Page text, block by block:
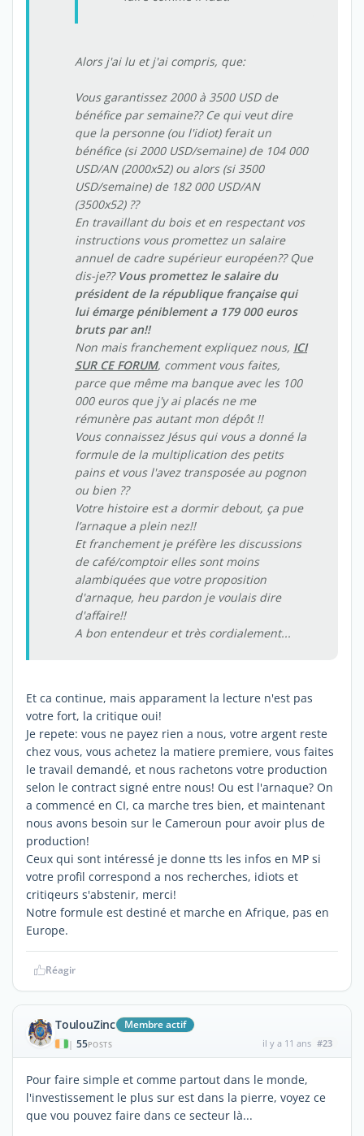
Alors j'ai lu et j'ai compris, que:
Vous garantissez 2000 à 3500 USD de
bénéfice par semaine?? Ce qui veut dire
que la personne (ou l'idiot) ferait un
bénéfice (si 2000 USD/semaine) de 104 000
USD/AN (2000x52) ou alors (si 3500
USD/semaine) de 182 000 USD/AN
(3500x52) ??
En travaillant du bois et en respectant vos
instructions vous promettez un salaire
annuel de cadre supérieur européen?? Que
dis-je??Vous promettez le salaire du
président de la république française qui
lui émarge péniblement a 179 000 euros
bruts par an!!
Non mais franchement expliquez nous, ICI
SUR CE FORUM, comment vous faites,
parce que même ma banque avec les 100
000 euros que j'y ai placés ne me
rémunère pas autant mon dépôt !!
Vous connaissez Jésus qui vous a donné la
formule de la multiplication des petits
pains et vous l'avez transposée au pognon
ou bien ??
Votre histoire est a dormir debout, ça pue
l’arnaque a plein nez!!
Et franchement je préfère les discussions
de café/comptoir elles sont moins
alambiquées que votre proposition
d'arnaque, heu pardon je voulais dire
d'affaire!!
A bon entendeur et très cordialement...
Et ca continue, mais apparament la lecture n'est pas
votre fort, la critique oui!
Je repete: vous ne payez rien a nous, votre argent reste
chez vous, vous achetez la matiere premiere, vous faites
le travail demandé, et nous rachetons votre production
selon le contract signé entre nous! Ou est l'arnaque? On
a commencé en CI, ca marche tres bien, et maintenant
nous avons besoin sur le Cameroun pour avoir plus de
production!
Ceux qui sont intéressé je donne tts les infos en MP si
votre profil correspond a nos recherches, idiots et
critiqeurs s'abstenir, merci!
Notre formule est destiné et marche en Afrique, pas en
Europe.
Réagir
ToulouZinc Membre actif
| 55POSTS il y a 11 ans #23
Pour faire simple et comme partout dans le monde,
l'investissement le plus sur est dans la pierre, voyez ce
que vou pouvez faire dans ce secteur là...